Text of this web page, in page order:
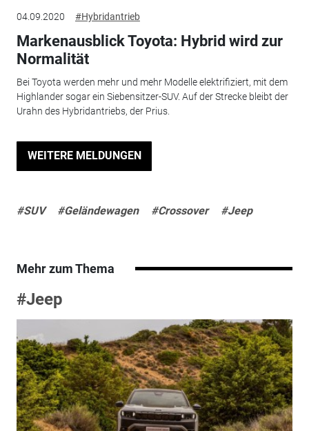
04.09.2020 #Hybridantrieb
Markenausblick Toyota: Hybrid wird zur
Normalität
Bei Toyota werden mehr und mehr Modelle elektrifiziert, mit dem
Highlander sogar ein Siebensitzer-SUV. Auf der Strecke bleibt der
Urahn des Hybridantriebs, der Prius.
WEITERE MELDUNGEN
#SUV #Geländewagen #Crossover #Jeep
Mehr zum Thema
#Jeep